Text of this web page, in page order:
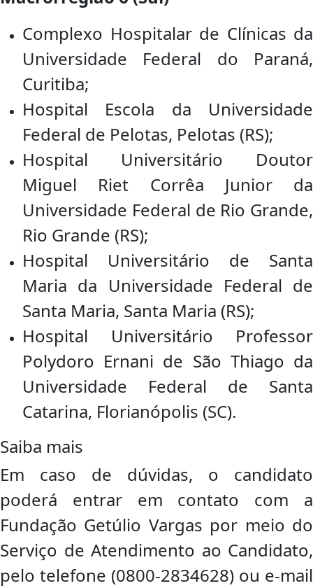
Complexo Hospitalar de Clínicas da
Universidade Federal do Paraná,
Curitiba;
Hospital Escola da Universidade
Federal de Pelotas, Pelotas (RS);
Hospital Universitário Doutor
Miguel Riet Corrêa Junior da
Universidade Federal de Rio Grande,
Rio Grande (RS);
Hospital Universitário de Santa
Maria da Universidade Federal de
Santa Maria, Santa Maria (RS);
Hospital Universitário Professor
Polydoro Ernani de São Thiago da
Universidade Federal de Santa
Catarina, Florianópolis (SC).
Saiba mais
Em caso de dúvidas, o candidato
poderá entrar em contato com a
Fundação Getúlio Vargas por meio do
Serviço de Atendimento ao Candidato,
pelo telefone (0800-2834628) ou e-mail